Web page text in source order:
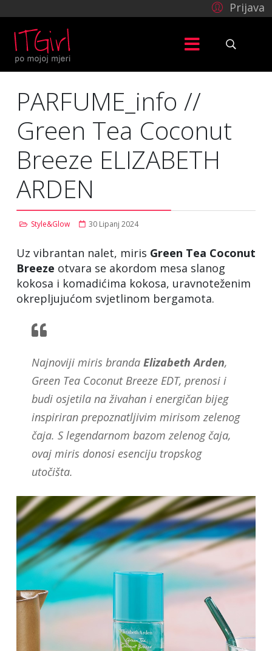
Prijava
PARFUME_info //
Green Tea Coconut
Breeze ELIZABETH
ARDEN
Style&Glow 30 Lipanj 2024
Uz vibrantan nalet, miris Green Tea Coconut
Breeze otvara se akordom mesa slanog
kokosa i komadićima kokosa, uravnoteženim
okrepljujućom svjetlinom bergamota.
Najnoviji miris branda Elizabeth Arden,
Green Tea Coconut Breeze EDT, prenosi i
budi osjetila na živahan i energičan bijeg
inspiriran prepoznatljivim mirisom zelenog
čaja. S legendarnom bazom zelenog čaja,
ovaj miris donosi esenciju tropskog
utočišta.